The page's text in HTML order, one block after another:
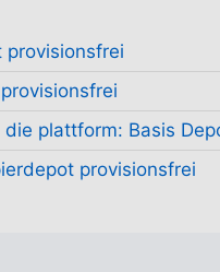
provisionsfrei
plattform: Basis
provisionsfrei